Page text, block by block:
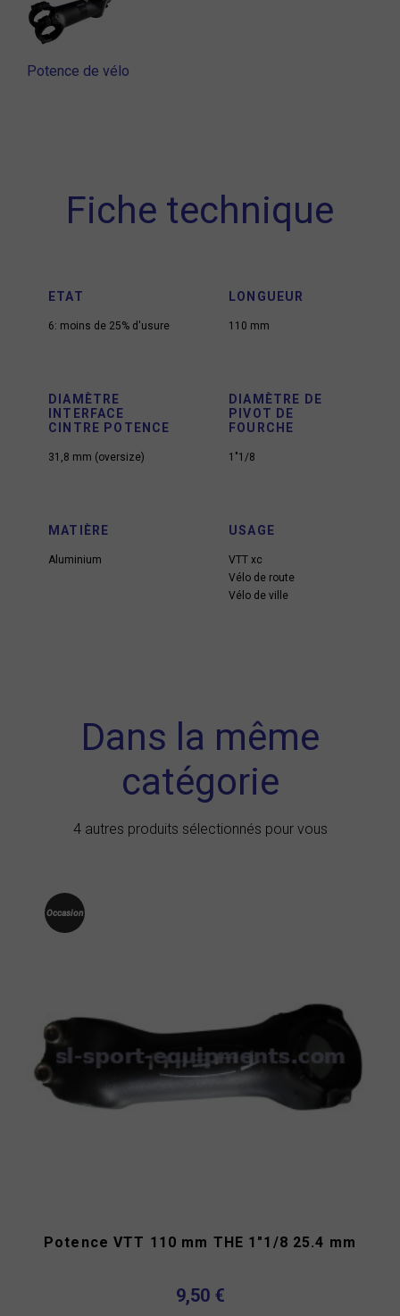
Potence de vélo
Fiche technique
ETAT
6: moins de 25% d'usure
LONGUEUR
110 mm
DIAMÈTRE
INTERFACE
CINTRE POTENCE
31,8 mm (oversize)
DIAMÈTRE DE
PIVOT DE
FOURCHE
1"1/8
MATIÈRE
Aluminium
USAGE
VTT xc
Vélo de route
Vélo de ville
Dans la même
catégorie
4 autres produits sélectionnés pour vous
Occasion
Potence VTT 110 mm THE 1"1/8 25.4 mm
9,50 €